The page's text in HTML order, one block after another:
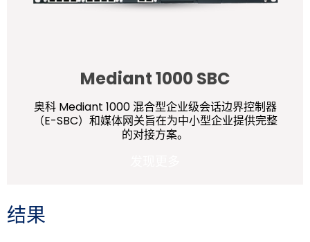
Mediant 1000 SBC
奥科 Mediant 1000 混合型企业级会话边界控制器
（E-SBC）和媒体网关旨在为中小型企业提供完整
的对接方案。
结果